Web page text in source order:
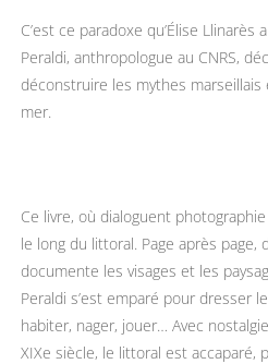
C’est ce paradoxe qu’Élise
Peraldi, anthropologue au CNRS,
déconstruire les mythes
mer.
Ce livre, où dialoguent
le long du littoral. Page après page,
documente les visages et les
Peraldi s’est emparé pour dresser
habiter, nager, jouer… Avec
XIXe siècle, le littoral est accaparé,